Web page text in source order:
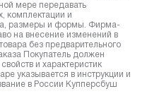
мере передавать
комплектации и
размеры и формы. Фирма-
на внесение изменений в
без предварительного
Покупатель должен
и характеристик
указывается в инструкции и
в России Купперсбуш